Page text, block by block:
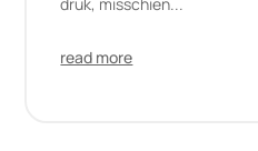
druk, misschien...
read more